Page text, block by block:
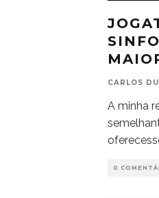
CARLOS
A minha
0